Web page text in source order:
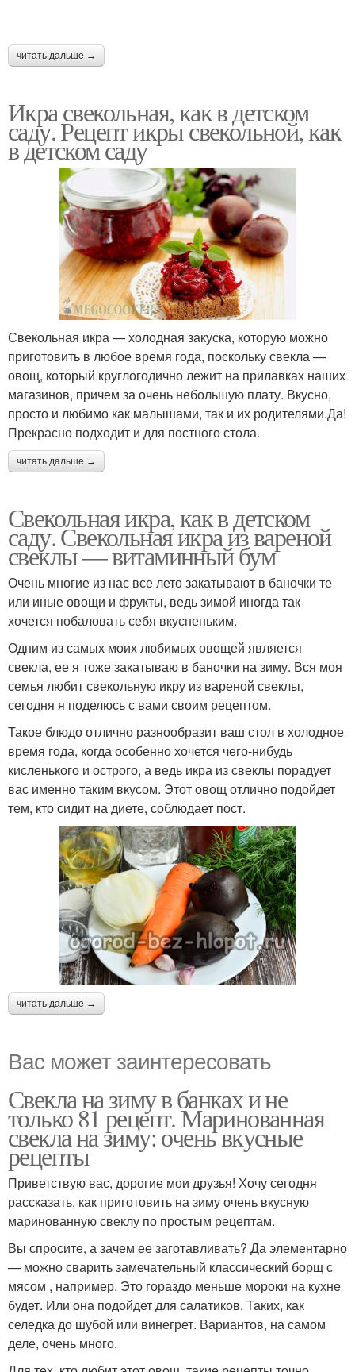
читать дальше →
Икра свекольная, как в детском
саду. Рецепт икры свекольной, как
в детском саду
Свекольная икра — холодная закуска, которую можно
приготовить в любое время года, поскольку свекла —
овощ, который круглогодично лежит на прилавках наших
магазинов, причем за очень небольшую плату. Вкусно,
просто и любимо как малышами, так и их родителями.Да!
Прекрасно подходит и для постного стола.
читать дальше →
Свекольная икра, как в детском
саду. Свекольная икра из вареной
свеклы — витаминный бум
Очень многие из нас все лето закатывают в баночки те
или иные овощи и фрукты, ведь зимой иногда так
хочется побаловать себя вкусненьким.
Одним из самых моих любимых овощей является
свекла, ее я тоже закатываю в баночки на зиму. Вся моя
семья любит свекольную икру из вареной свеклы,
сегодня я поделюсь с вами своим рецептом.
Такое блюдо отлично разнообразит ваш стол в холодное
время года, когда особенно хочется чего-нибудь
кисленького и острого, а ведь икра из свеклы порадует
вас именно таким вкусом. Этот овощ отлично подойдет
тем, кто сидит на диете, соблюдает пост.
читать дальше →
Вас может заинтересовать
Свекла на зиму в банках и не
только 81 рецепт. Маринованная
свекла на зиму: очень вкусные
рецепты
Приветствую вас, дорогие мои друзья! Хочу сегодня
рассказать, как приготовить на зиму очень вкусную
маринованную свеклу по простым рецептам.
Вы спросите, а зачем ее заготавливать? Да элементарно
— можно сварить замечательный классический борщ с
мясом , например. Это гораздо меньше мороки на кухне
будет. Или она подойдет для салатиков. Таких, как
селедка до шубой или винегрет. Вариантов, на самом
деле, очень много.